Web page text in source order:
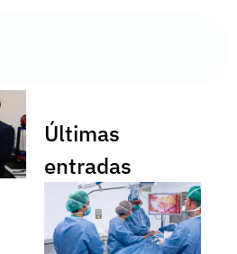
Últimas
entradas